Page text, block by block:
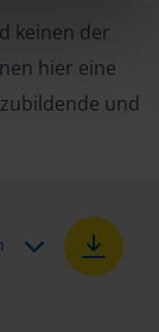
keinen der
hier eine
und